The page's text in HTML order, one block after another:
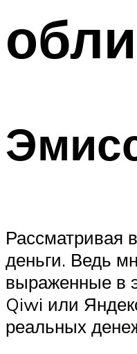
Рассматривая
деньги. Ведь
выраженные в
Qiwi или
реальных